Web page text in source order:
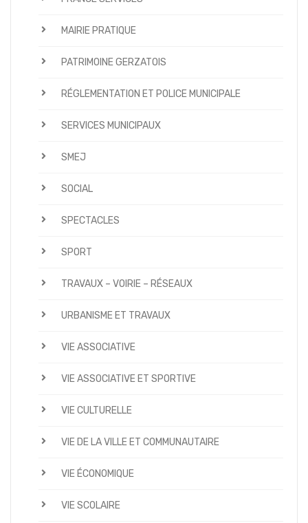
MAIRIE PRATIQUE
PATRIMOINE GERZATOIS
RÉGLEMENTATION ET POLICE MUNICIPALE
SERVICES MUNICIPAUX
SMEJ
SOCIAL
SPECTACLES
SPORT
TRAVAUX – VOIRIE – RÉSEAUX
URBANISME ET TRAVAUX
VIE ASSOCIATIVE
VIE ASSOCIATIVE ET SPORTIVE
VIE CULTURELLE
VIE DE LA VILLE ET COMMUNAUTAIRE
VIE ÉCONOMIQUE
VIE SCOLAIRE